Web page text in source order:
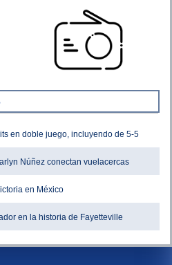
en doble juego, incluyendo de 5-5
Núñez conectan vuelacercas
en México
en la historia de Fayetteville